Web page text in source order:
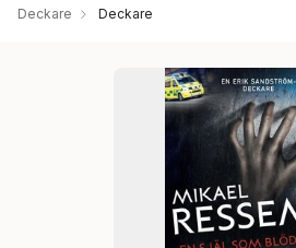
Deckare Deckare